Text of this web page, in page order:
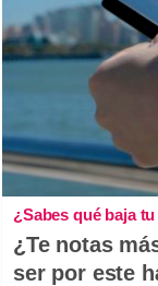
¿Sabes qué baja
¿Te notas
ser por este